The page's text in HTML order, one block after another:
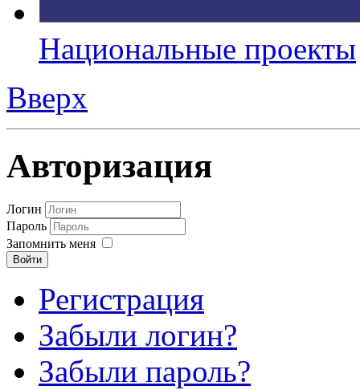
Национальные проекты
Вверх
Авторизация
Логин
Пароль
Запомнить меня
Войти
Регистрация
Забыли логин?
Забыли пароль?